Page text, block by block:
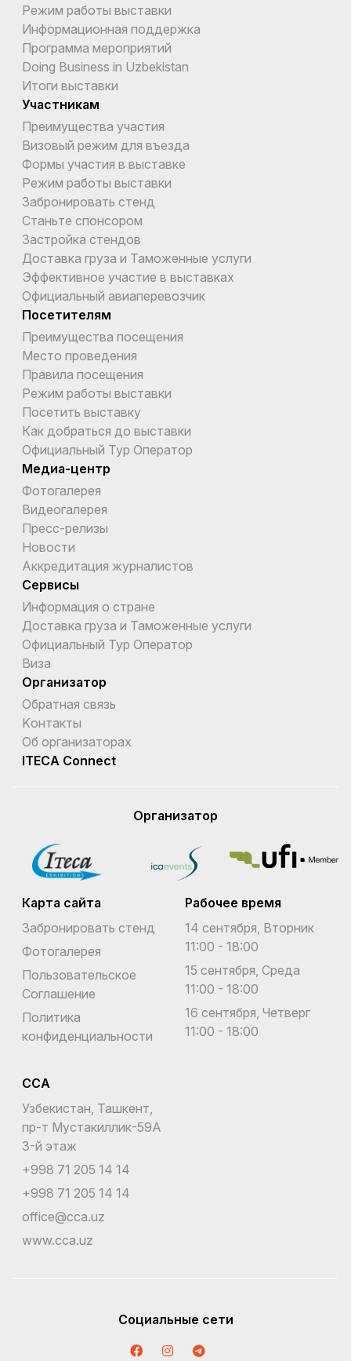
Режим работы выставки
Информационная поддержка
Программа мероприятий
Doing Business in Uzbekistan
Итоги выставки
Участникам
Преимущества участия
Визовый режим для въезда
Формы участия в выставке
Режим работы выставки
Забронировать стенд
Станьте спонсором
Застройка стендов
Доставка груза и Таможенные услуги
Эффективное участие в выставках
Официальный авиаперевозчик
Посетителям
Преимущества посещения
Место проведения
Правила посещения
Режим работы выставки
Посетить выставку
Как добраться до выставки
Официальный Тур Оператор
Медиа-центр
Фотогалерея
Видеогалерея
Пресс-релизы
Новости
Аккредитация журналистов
Сервисы
Информация о стране
Доставка груза и Таможенные услуги
Официальный Тур Оператор
Виза
Организатор
Обратная связь
Kонтакты
Об организаторах
ITECA Connect
Организатор
Карта сайта
Забронировать стенд
Фотогалерея
Пользовательское
Соглашение
Политика
конфиденциальности
Рабочее время
14 сентября, Вторник
11:00 - 18:00
15 сентября, Среда
11:00 - 18:00
16 сентября, Четверг
11:00 - 18:00
CCA
Узбекистан, Ташкент,
пр-т Мустакиллик-59A
3-й этаж
+998 71 205 14 14
+998 71 205 14 14
office@cca.uz
www.cca.uz
Социальные сети